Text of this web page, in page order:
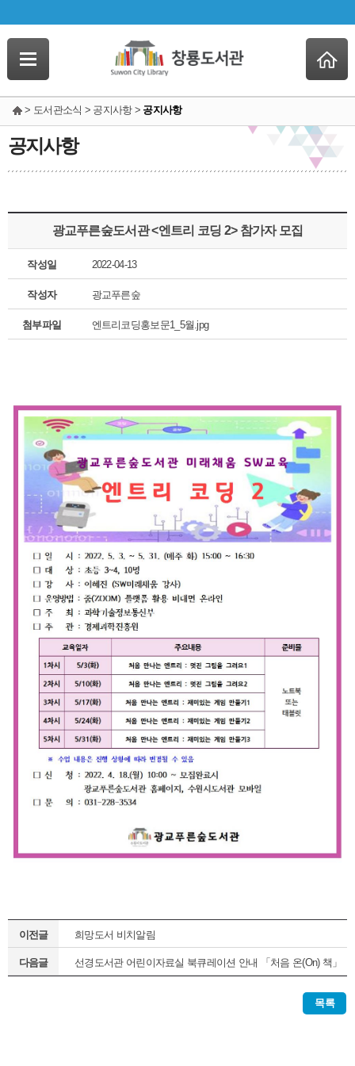
> 도서관소식 > 공지사항 > 공지사항
공지사항
광교푸른숲도서관 <엔트리 코딩 2> 참가자 모집
작성일 2022-04-13
작성자 광교푸른숲
첨부파일 엔트리코딩홍보문1_5월.jpg
이전글 희망도서 비치알림
다음글 선경도서관 어린이자료실 북큐레이션 안내 「처음 온(On) 책」
목록